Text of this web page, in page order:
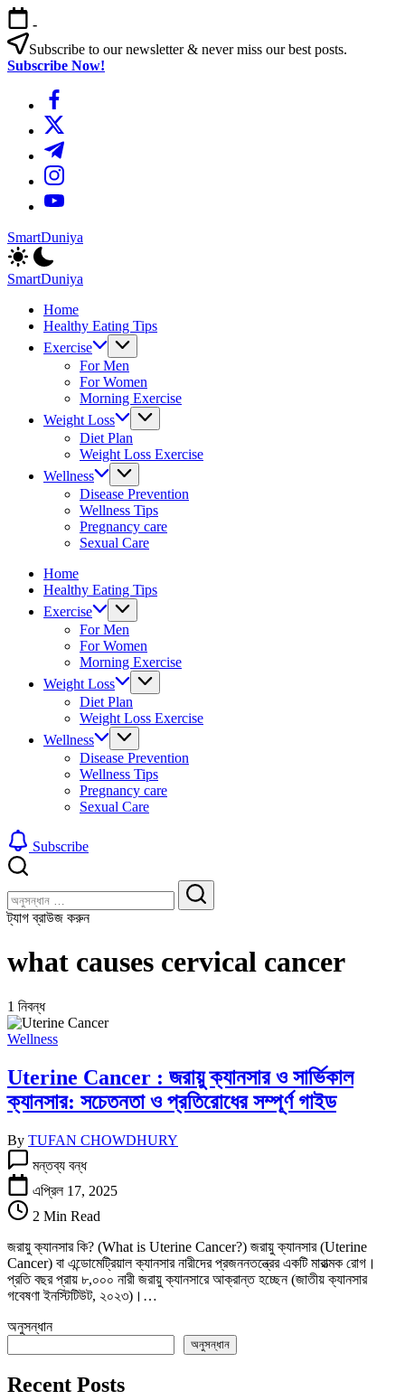
এড়িয়ে
লেখায়
যান
-
Subscribe to our newsletter & never miss our best posts.
Subscribe Now!
https://www.facebook.com/
https://twitter.com/
https://t.me/
https://www.instagram.com/
https://youtube.com/
SmartDuniya
Be
Smart
&
Happy
Life
with
health
SmartDuniya
Smart
Happy
fitness
Home
Healthy Eating Tips
Exercise
For Men
For Women
Morning Exercise
Weight Loss
Diet Plan
Weight Loss Exercise
Wellness
Disease Prevention
Wellness Tips
Pregnancy care
Sexual Care
Home
Healthy Eating Tips
Exercise
For Men
For Women
Morning Exercise
Weight Loss
Diet Plan
Weight Loss Exercise
Wellness
Disease Prevention
Wellness Tips
Pregnancy care
Sexual Care
Subscribe
করুন
খুঁজুন
খুঁজুন
ট্যাগ ব্রাউজ করুন
what causes cervical cancer
1 নিবন্ধ
Wellness
Uterine Cancer : জরায়ু ক্যানসার ও সার্ভিকাল
ক্যানসার: সচেতনতা ও প্রতিরোধের সম্পূর্ণ গাইড
By TUFAN CHOWDHURY
Cancer
:
জরায়ু
ক্যানসার
সার্ভিকাল
ক্যানসার:
সচেতনতা
ও
প্রতিরোধের
সম্পূর্ণ
গাইড
মন্তব্য বন্ধ
এপ্রিল 17, 2025
2 Min Read
জরায়ু ক্যানসার কি? (What is Uterine Cancer?) জরায়ু ক্যানসার (Uterine
Cancer) বা এন্ডোমেট্রিয়াল ক্যানসার নারীদের প্রজননতন্ত্রের একটি মারাত্মক রোগ।
প্রতি বছর প্রায় ৮,০০০ নারী জরায়ু ক্যানসারে আক্রান্ত হচ্ছেন (জাতীয় ক্যানসার
গবেষণা ইনস্টিটিউট, ২০২৩)।…
অনুসন্ধান
অনুসন্ধান
Recent Posts